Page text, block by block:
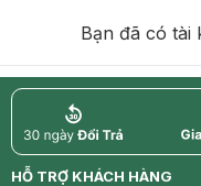
Bạn đã có tài
return
HỖ TRỢ KHÁCH HÀNG